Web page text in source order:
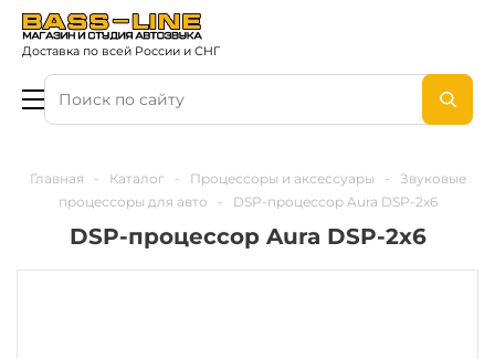
Доставка по всей России и СНГ
Главная - Каталог - Процессоры и аксессуары -
Звуковые
процессоры для авто
- DSP-процессор Aura DSP-2x6
DSP-процессор Aura DSP-2x6